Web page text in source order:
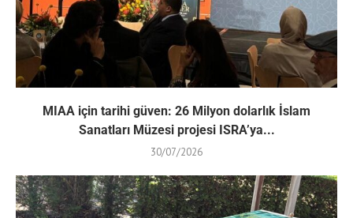
MIAA için tarihi güven: 26 Milyon dolarlık İslam
Sanatları Müzesi projesi ISRA’ya...
30/07/2026